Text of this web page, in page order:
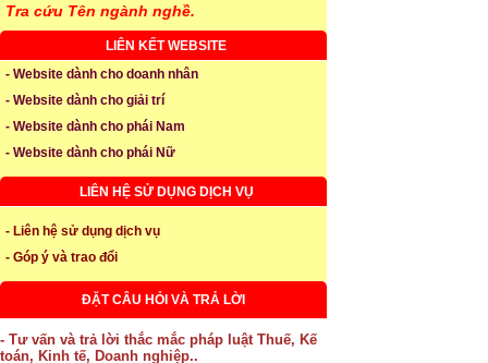
Tra cứu Tên ngành nghề.
LIÊN KẾT WEBSITE
- Website dành cho doanh nhân
- Website dành cho giải trí
- Website dành cho phái Nam
- Website dành cho phái Nữ
LIÊN HỆ SỬ DỤNG DỊCH VỤ
- Liên hệ sử dụng dịch vụ
- Góp ý và trao đổi
ĐẶT CÂU HỎI VÀ TRẢ LỜI
- Tư vấn và trả lời thắc mắc pháp luật Thuế, Kế
toán, Kinh tế, Doanh nghiệp..